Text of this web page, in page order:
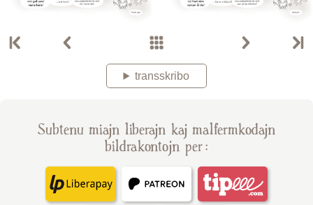
transskribo
Subtenu miajn liberajn kaj malfermkodajn
bildrakontojn per :